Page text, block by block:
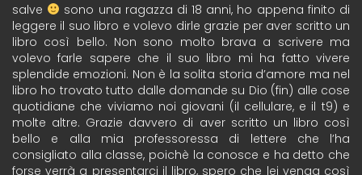
salve
sono una ragazza di 18 anni, ho appena finito di
leggere il suo libro e volevo dirle grazie per aver scritto un
libro così bello. Non sono molto brava a scrivere ma
volevo farle sapere che il suo libro mi ha fatto vivere
splendide emozioni. Non è la solita storia d’amore ma nel
libro ho trovato tutto dalle domande su Dio (fin) alle cose
quotidiane che viviamo noi giovani (il cellulare, e il t9) e
molte altre. Grazie davvero di aver scritto un libro così
bello e alla mia professoressa di lettere che l’ha
consigliato alla classe, poichè la conosce e ha detto che
forse verrà a presentarci il libro, spero che lei venga così